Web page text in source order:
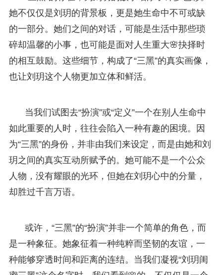
她不仅仅是刘玥的背景板，更是她生命中不可或缺
的一部分。她们之间的对话，可能是生活中那些琐
碎却温馨的小事，也可能是面对人生重大🌸抉择时
的相互鼓励。这些细节，构成了“三黑”的真实画像，
也让刘玥这个人物更加立体和鲜活。
当我们试图去“扮演”或“定义”一个在别人生命中
如此重要的人时，往往会陷入一种有趣的困境。因
为“三黑”的身份，并非由我们来设定，而是由她和刘
玥之间的真实互动所赋予的。她可能不是一个公众
人物，没有耀眼的光环，但她在刘玥心中的分量，
却胜过千言万语。
或许，“三黑”的“扮演”并非一个简单的角色，而
是一种象征。她象征着一种纯粹而坚韧的友谊，一
种能够穿透时间和距离的连结。当我们凝视“刘玥闺